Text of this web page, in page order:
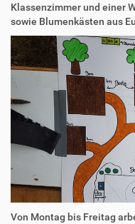
Klassenzimmer und einer
sowie Blumenkästen aus
Von Montag bis Freitag